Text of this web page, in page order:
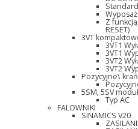
Z
RESET)
3VT
3VT1
3VT1
3VT2
3VT2
Pozycyjne\
5SM, 5SV
Typ AC
FALOWNIKI
SINAMICS V20